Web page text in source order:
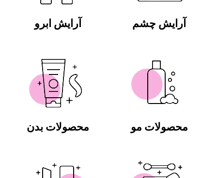
آرایش چشم
محصولات مو
آرایش ابرو
محصولات بدن